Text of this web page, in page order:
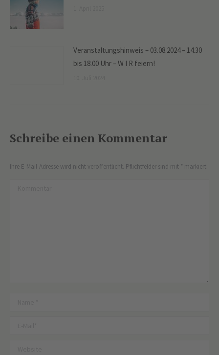
Veranstaltungshinweis – 03.08.2024 – 14.30
bis 18.00 Uhr – W I R feiern!
Schreibe einen Kommentar
Ihre E-Mail-Adresse wird nicht veröffentlicht. Pflichtfelder sind mit * markiert.